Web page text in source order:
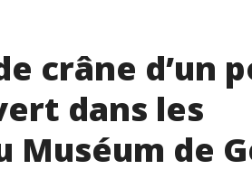
crâne d’un
dans les
Muséum de